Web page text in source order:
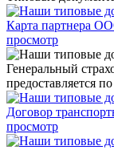
Карта партнера
просмотр
Генеральный
предоставляется
Договор
просмотр